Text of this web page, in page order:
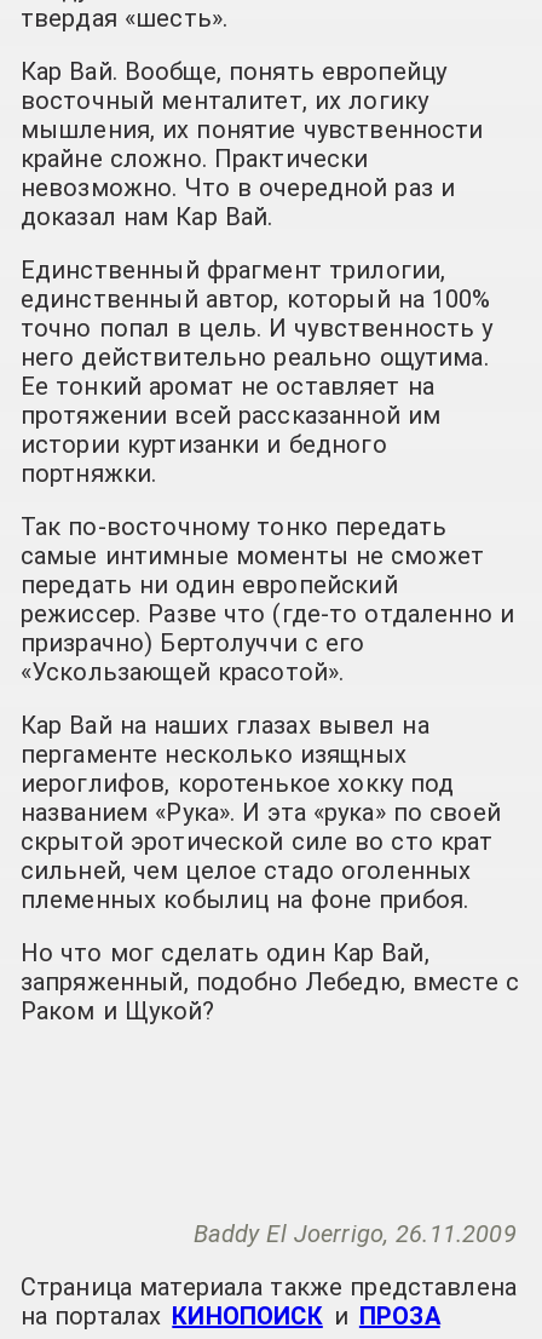
твердая «шесть».
Кар Вай. Вообще, понять европейцу
восточный менталитет, их логику
мышления, их понятие чувственности
крайне сложно. Практически
невозможно. Что в очередной раз и
доказал нам Кар Вай.
Единственный фрагмент трилогии,
единственный автор, который на 100%
точно попал в цель. И чувственность у
него действительно реально ощутима.
Ее тонкий аромат не оставляет на
протяжении всей рассказанной им
истории куртизанки и бедного
портняжки.
Так по-восточному тонко передать
самые интимные моменты не сможет
передать ни один европейский
режиссер. Разве что (где-то отдаленно и
призрачно) Бертолуччи с его
«Ускользающей красотой».
Кар Вай на наших глазах вывел на
пергаменте несколько изящных
иероглифов, коротенькое хокку под
названием «Рука». И эта «рука» по своей
скрытой эротической силе во сто крат
сильней, чем целое стадо оголенных
племенных кобылиц на фоне прибоя.
Но что мог сделать один Кар Вай,
запряженный, подобно Лебедю, вместе с
Раком и Щукой?
Baddy El Joerrigo, 26.11.2009
Страница материала также представлена
на порталах КИНОПОИСК и ПРОЗА